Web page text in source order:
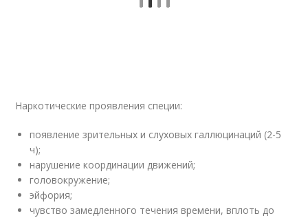
Наркотические проявления специи:
появление зрительных и слуховых галлюцинаций (2-5
ч);
нарушение координации движений;
головокружение;
эйфория;
чувство замедленного течения времени, вплоть до